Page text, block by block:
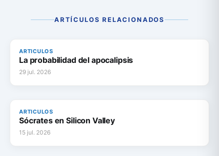
ARTÍCULOS RELACIONADOS
ARTICULOS
La probabilidad del apocalipsis
29 jul. 2026
ARTICULOS
Sócrates en Silicon Valley
15 jul. 2026